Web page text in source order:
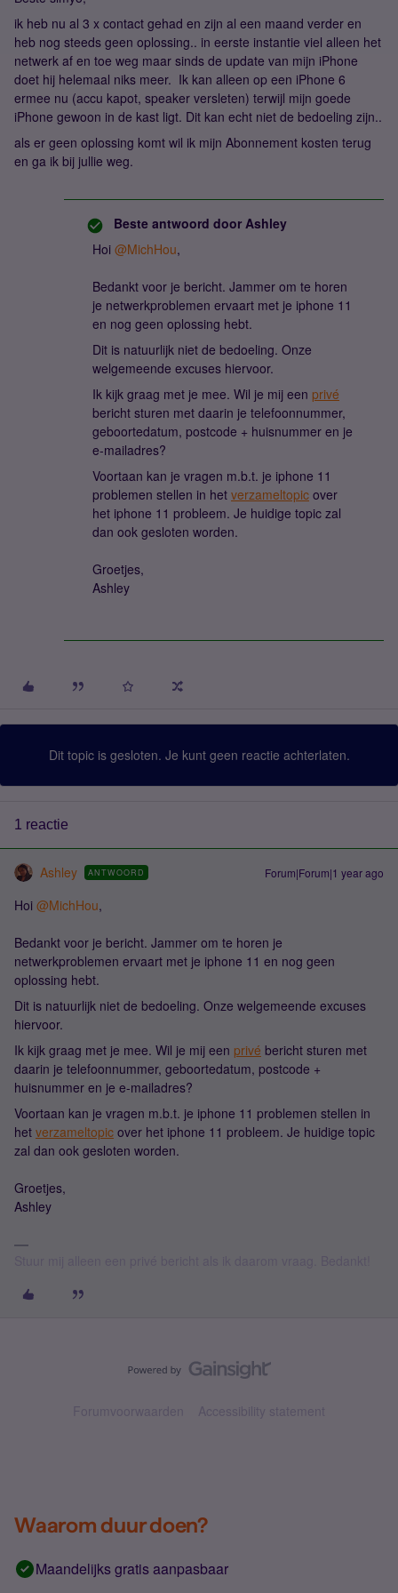
ik heb nu al 3 x contact gehad en zijn al een maand verder en
heb nog steeds geen oplossing.. in eerste instantie viel alleen het
netwerk af en toe weg maar sinds de update van mijn iPhone
doet hij helemaal niks meer. Ik kan alleen op een iPhone 6
ermee nu (accu kapot, speaker versleten) terwijl mijn goede
iPhone gewoon in de kast ligt. Dit kan echt niet de bedoeling zijn..
als er geen oplossing komt wil ik mijn Abonnement kosten terug
en ga ik bij jullie weg.
Beste antwoord door Ashley
Hoi @MichHou,
Bedankt voor je bericht. Jammer om te horen
je netwerkproblemen ervaart met je iphone 11
en nog geen oplossing hebt.
Dit is natuurlijk niet de bedoeling. Onze
welgemeende excuses hiervoor.
Ik kijk graag met je mee. Wil je mij een privé
bericht sturen met daarin je telefoonnummer,
geboortedatum, postcode + huisnummer en je
e-mailadres?
Voortaan kan je vragen m.b.t. je iphone 11
problemen stellen in het verzameltopic over
het iphone 11 probleem. Je huidige topic zal
dan ook gesloten worden.
Groetjes,
Ashley
Dit topic is gesloten. Je kunt geen reactie achterlaten.
1 reactie
Ashley ANTWOORD Forum|Forum|1 year ago
Hoi @MichHou,
Bedankt voor je bericht. Jammer om te horen je
netwerkproblemen ervaart met je iphone 11 en nog geen
oplossing hebt.
Dit is natuurlijk niet de bedoeling. Onze welgemeende excuses
hiervoor.
Ik kijk graag met je mee. Wil je mij een privé bericht sturen met
daarin je telefoonnummer, geboortedatum, postcode +
huisnummer en je e-mailadres?
Voortaan kan je vragen m.b.t. je iphone 11 problemen stellen in
het verzameltopic over het iphone 11 probleem. Je huidige topic
zal dan ook gesloten worden.
Groetjes,
Ashley
Forumvoorwaarden Accessibility statement
Waarom duur doen?
Maandelijks gratis aanpasbaar